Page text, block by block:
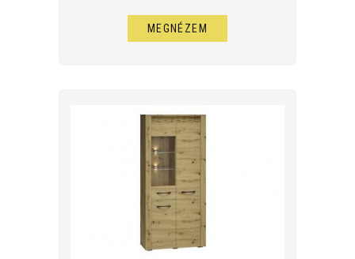
MEGNÉZEM